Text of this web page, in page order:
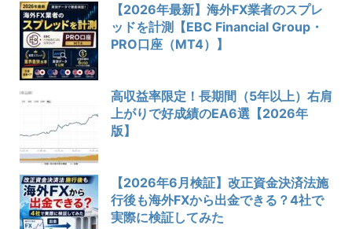
【2026年最新】海外FX業者のスプレ
ッドを計測【EBC Financial Group・
PRO口座（MT4）】
高収益率限定！長期間（5年以上）右肩
上がりで好成績のEA6選【2026年
版】
【2026年6月検証】改正資金決済法施
行後も海外FXから出金できる？4社で
実際に検証してみた